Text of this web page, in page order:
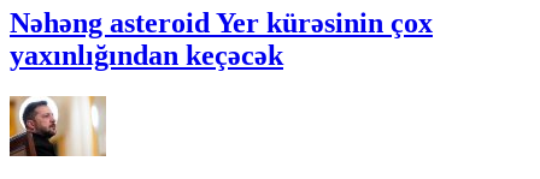
Nəhəng asteroid Yer kürəsinin çox
yaxınlığından keçəcək